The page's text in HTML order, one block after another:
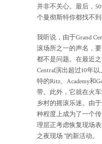
并非不关心。最后，
个曼彻斯特你都找不到
我听说，由于Grand
滚场所之一的声名，
都不是问题。在最近
Central演出超过10年
特的Ritz、Academy和
带。此外，它就在火
乡村的摇滚乐迷。由
种程度上成为了一个
理层正考虑恢复现场
之夜现场 "的新活动。